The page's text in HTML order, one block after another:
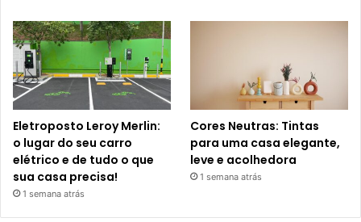
Eletroposto Leroy Merlin:
o lugar do seu carro
elétrico e de tudo o que
sua casa precisa!
1 semana atrás
Cores Neutras: Tintas
para uma casa elegante,
leve e acolhedora
1 semana atrás